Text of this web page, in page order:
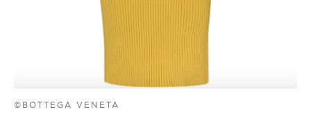
©ΒΟTTEGA VENETA